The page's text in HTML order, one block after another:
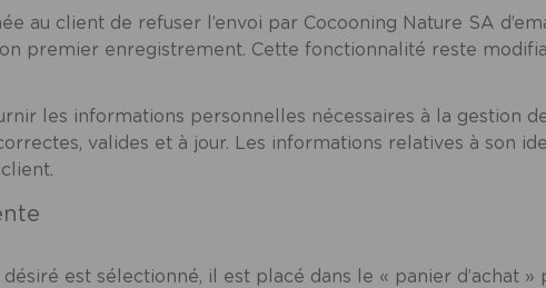
au client de refuser l’envoi par Cocooning Nature SA
premier enregistrement. Cette fonctionnalité reste
les informations personnelles nécessaires à la gestion
valides et à jour. Les informations relatives à son
est sélectionné, il est placé dans le « panier d’achat